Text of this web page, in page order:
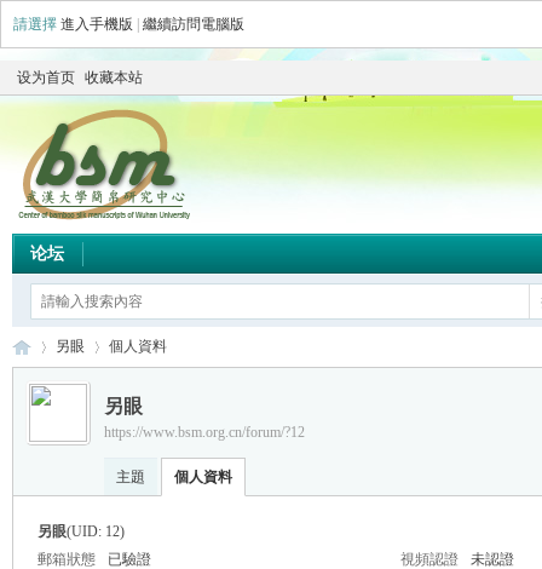
請選擇 進入手機版 繼續訪問電腦版
设为首页 收藏本站
论坛
›
另眼
›
個人資料
另眼
https://www.bsm.org.cn/forum/?12
主題 個人資料
另眼(UID: 12)
郵箱狀態
已驗證 視頻認證 未認證